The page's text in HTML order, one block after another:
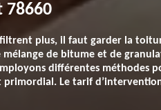
78660
plus, il faut garder la
mélange de bitume et de
différentes méthodes
Le tarif